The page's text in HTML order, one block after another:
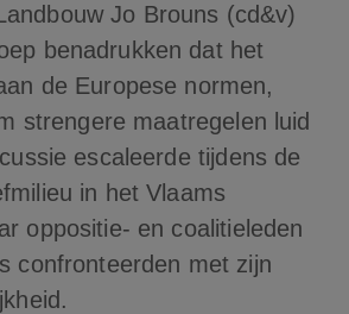
Jo Brouns (cd&v)
benadrukken dat het
de Europese normen,
strengere maatregelen luid
escaleerde tijdens de
in het Vlaams
oppositie- en coalitieleden
confronteerden met zijn